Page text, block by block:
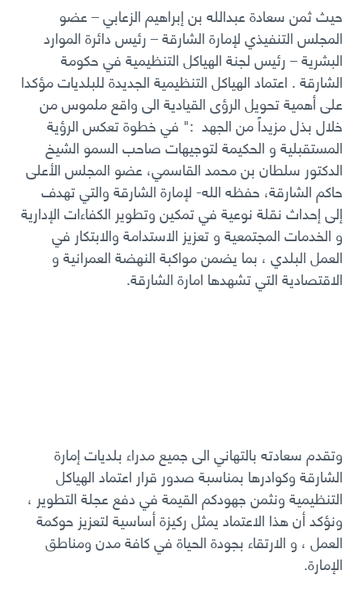
حيث ثمن سعادة عبدالله بن إبراهيم الزعابي – عضو
المجلس التنفيذي لإمارة الشارقة – رئيس دائرة الموارد
البشرية – رئيس لجنة الهياكل التنظيمية في حكومة
الشارقة . اعتماد الهياكل التنظيمية الجديدة للبلديات مؤكدا
على أهمية تحويل الرؤى القيادية الى واقع ملموس من
خلال بذل مزيداً من الجهد :" في خطوة تعكس الرؤية
المستقبلية و الحكيمة لتوجيهات صاحب السمو الشيخ
الدكتور سلطان بن محمد القاسمي، عضو المجلس الأعلى
حاكم الشارقة، حفظه الله- لإمارة الشارقة والتي تهدف
إلى إحداث نقلة نوعية في تمكين وتطوير الكفاءات الإدارية
و الخدمات المجتمعية و تعزيز الاستدامة والابتكار في
العمل البلدي ، بما يضمن مواكبة النهضة العمرانية و
الاقتصادية التي تشهدها امارة الشارقة.
وتقدم سعادته بالتهاني الى جميع مدراء بلديات إمارة
الشارقة وكوادرها بمناسبة صدور قرار اعتماد الهياكل
التنظيمية ونثمن جهودكم القيمة في دفع عجلة التطوير ،
ونؤكد أن هذا الاعتماد يمثل ركيزة أساسية لتعزيز حوكمة
العمل ، و الارتقاء بجودة الحياة في كافة مدن ومناطق
الإمارة.